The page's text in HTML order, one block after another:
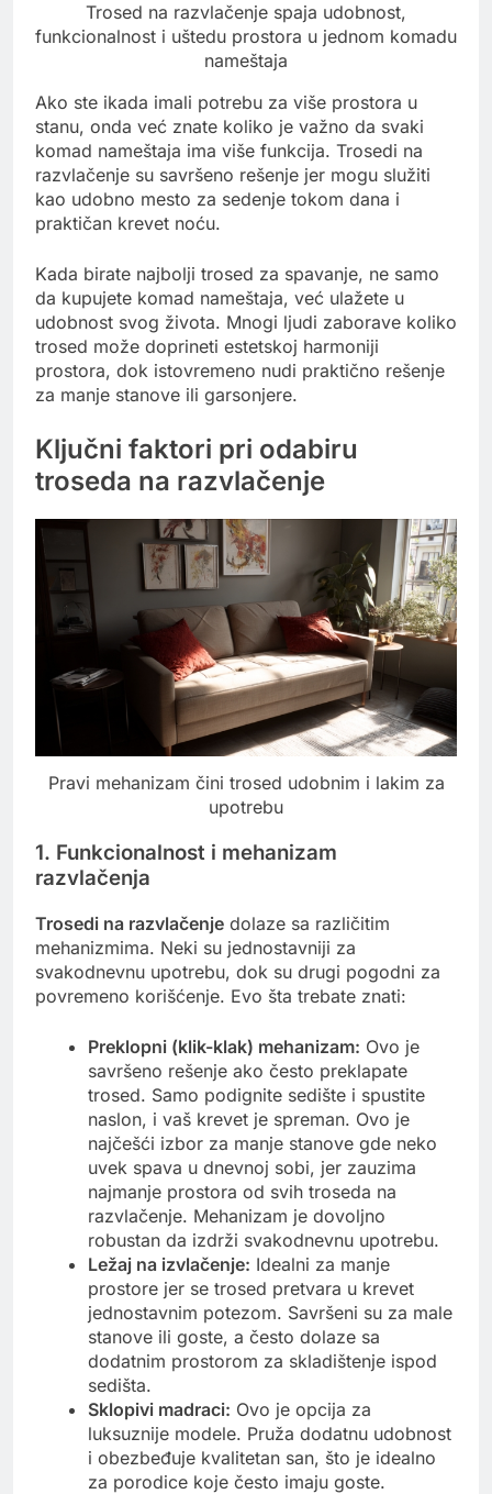
Trosed na razvlačenje spaja udobnost,
funkcionalnost i uštedu prostora u jednom komadu
nameštaja
Ako ste ikada imali potrebu za više prostora u
stanu, onda već znate koliko je važno da svaki
komad nameštaja ima više funkcija. Trosedi na
razvlačenje su savršeno rešenje jer mogu služiti
kao udobno mesto za sedenje tokom dana i
praktičan krevet noću.
Kada birate najbolji trosed za spavanje, ne samo
da kupujete komad nameštaja, već ulažete u
udobnost svog života. Mnogi ljudi zaborave koliko
trosed može doprineti estetskoj harmoniji
prostora, dok istovremeno nudi praktično rešenje
za manje stanove ili garsonjere.
Ključni faktori pri odabiru
troseda na razvlačenje
Pravi mehanizam čini trosed udobnim i lakim za
upotrebu
1. Funkcionalnost i mehanizam
razvlačenja
Trosedi na razvlačenje dolaze sa različitim
mehanizmima. Neki su jednostavniji za
svakodnevnu upotrebu, dok su drugi pogodni za
povremeno korišćenje. Evo šta trebate znati:
Preklopni (klik-klak) mehanizam: Ovo je
savršeno rešenje ako često preklapate
trosed. Samo podignite sedište i spustite
naslon, i vaš krevet je spreman. Ovo je
najčešći izbor za manje stanove gde neko
uvek spava u dnevnoj sobi, jer zauzima
najmanje prostora od svih troseda na
razvlačenje. Mehanizam je dovoljno
robustan da izdrži svakodnevnu upotrebu.
Ležaj na izvlačenje: Idealni za manje
prostore jer se trosed pretvara u krevet
jednostavnim potezom. Savršeni su za male
stanove ili goste, a često dolaze sa
dodatnim prostorom za skladištenje ispod
sedišta.
Sklopivi madraci: Ovo je opcija za
luksuznije modele. Pruža dodatnu udobnost
i obezbeđuje kvalitetan san, što je idealno
za porodice koje često imaju goste.